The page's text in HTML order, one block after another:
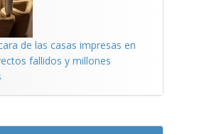
de las casas impresas en
fallidos y millones